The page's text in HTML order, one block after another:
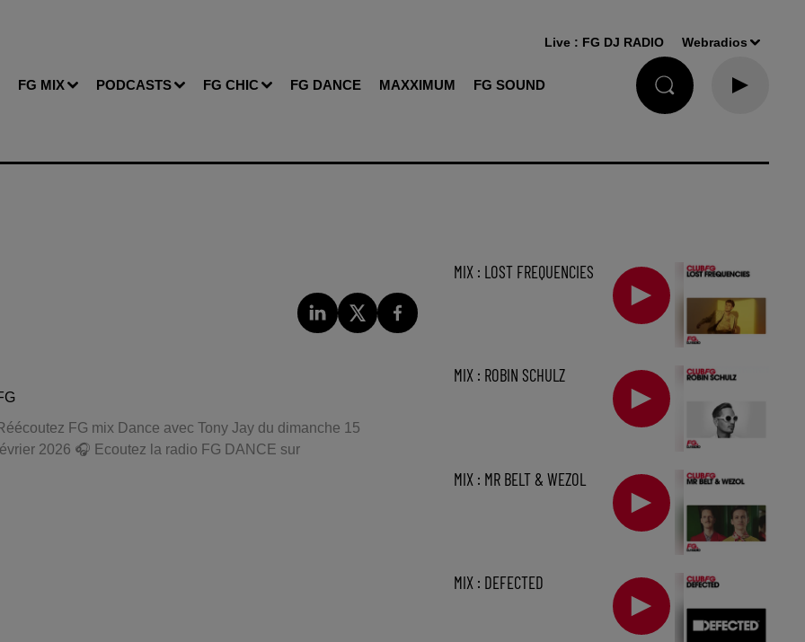
FG MIX PODCASTS FG CHIC FG DANCE MAXXIMUM FG SOUND
Live : FG DJ RADIO Webradios
FG mix Dance avec Tony Jay du dimanche 15
2026 🎧 Ecoutez la radio FG DANCE sur
MIX : LOST FREQUENCIES
MIX : ROBIN SCHULZ
MIX : MR BELT & WEZOL
MIX : DEFECTED